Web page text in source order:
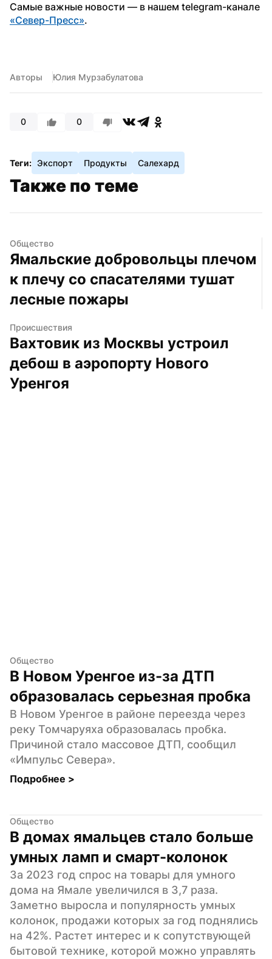
«Север-Пресс».
Авторы Юлия Мурзабулатова
0 0
Теги: Экспорт Продукты Салехард
Также по теме
Общество
Ямальские добровольцы плечом
к плечу со спасателями тушат
лесные пожары
Происшествия
Вахтовик из Москвы устроил
дебош в аэропорту Нового
Уренгоя
Общество
В Новом Уренгое из-за ДТП
образовалась серьезная пробка
В Новом Уренгое в районе переезда через
реку Томчаруяха образовалась пробка.
Причиной стало массовое ДТП, сообщил
«Импульс Севера».
Подробнее >
Общество
В домах ямальцев стало больше
умных ламп и смарт-колонок
За 2023 год спрос на товары для умного
дома на Ямале увеличился в 3,7 раза.
Заметно выросла и популярность умных
колонок, продажи которых за год поднялись
на 42%. Растет интерес и к сопутствующей
бытовой технике, которой можно управлять